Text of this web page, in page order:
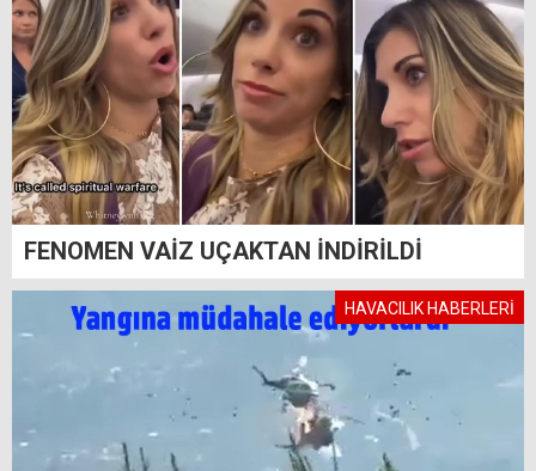
FENOMEN VAİZ UÇAKTAN İNDİRİLDİ
HAVACILIK HABERLERİ